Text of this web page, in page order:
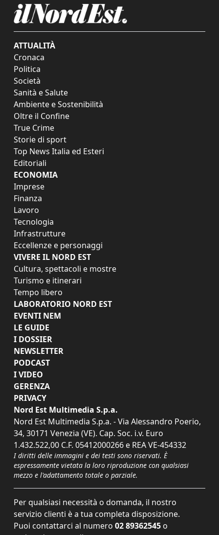
ATTUALITÀ
Cronaca
Politica
Società
Sanità e Salute
Ambiente e Sostenibilità
Oltre il Confine
True Crime
Storie di sport
Top News Italia ed Esteri
Editoriali
ECONOMIA
Imprese
Finanza
Lavoro
Tecnologia
Infrastrutture
Eccellenze e personaggi
VIVERE IL NORD EST
Cultura, spettacoli e mostre
Turismo e itinerari
Tempo libero
LABORATORIO NORD EST
EVENTI NEM
LE GUIDE
I DOSSIER
NEWSLETTER
PODCAST
I VIDEO
GERENZA
PRIVACY
Nord Est Multimedia S.p.a.
Nord Est Multimedia S.p.a. - Via Alessandro Poerio,
34, 30171 Venezia (VE). Cap. Soc. i.v. Euro
1.432.522,00 C.F. 05412000266 e REA VE-454332
I diritti delle immagini e dei testi sono riservati. È
espressamente vietata la loro riproduzione con qualsiasi
mezzo e l'adattamento totale o parziale.
Per qualsiasi necessità o domanda, il nostro
servizio clienti è a tua completa disposizione.
Puoi contattarci al numero 02 89362545 o